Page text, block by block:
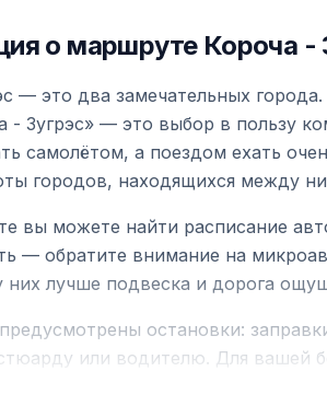
о маршруте Короча -
— это два замечательных
- Зугрэс» — это выбор в пользу
самолётом, а поездом ехать
городов, находящихся между
вы можете найти расписание
— обратите внимание на
них лучше подвеска и дорога
остановки:
или водителю. Для вашей